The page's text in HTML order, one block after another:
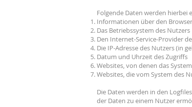
Folgende Daten werden hierbei
Informationen über den
Das Betriebssystem des Nutzers
Den Internet-Service-Provider
Die IP-Adresse des Nutzers (in
Datum und Uhrzeit des Zugriffs
Websites, von denen das
Websites, die vom System des
Die Daten werden in den
der Daten zu einem Nutzer